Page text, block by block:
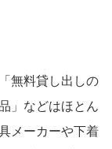
無料貸し出しの
」などはほとん
メーカーや下着